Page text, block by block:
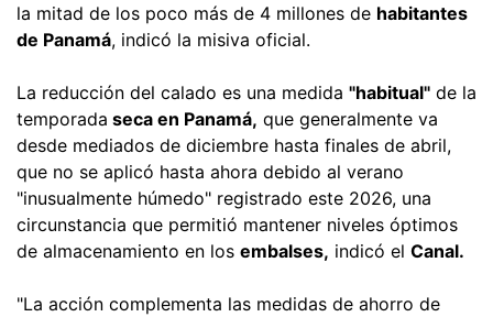
la mitad de los poco más de 4 millones de habitantes
de Panamá, indicó la misiva oficial.
La reducción del calado es una medida "habitual" de la
temporada seca en Panamá, que generalmente va
desde mediados de diciembre hasta finales de abril,
que no se aplicó hasta ahora debido al verano
"inusualmente húmedo" registrado este 2026, una
circunstancia que permitió mantener niveles óptimos
de almacenamiento en los embalses, indicó el Canal.
"La acción complementa las medidas de ahorro de